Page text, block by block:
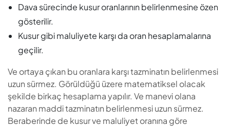
nazaran maddi tazminatın belirlenmesi uzun sürmez.
Beraberinde de kusur ve maluliyet oranına göre
taraflardan birinin yerine getirmesine karar verilir.
Maddi ve Manevi Tazminat Davası
Süresi
Maddi ve Manevi Tazminat Davası; Davaların süresini
etkileyen birkaç kriterin bulunduğunu belirtmek gerek.
Örneğin dava sürecinde dinlenen tanık sayısı dahi bu
durumu etkiler. Haricinde tarafların iddialarından